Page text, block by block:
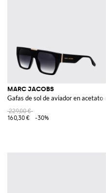
Descubre los mejores bolsos Marc
envío gratuito.
MARC JACOBS
Gafas de sol de aviador en
229,00 €
160,30 €
-30%